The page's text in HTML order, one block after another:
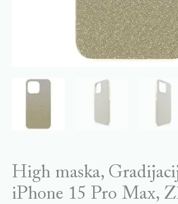
High maska,
iPhone 15 Pro Max,